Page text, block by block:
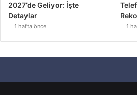
2027’de Geliyor: İşte
Detaylar
1 hafta önce 1